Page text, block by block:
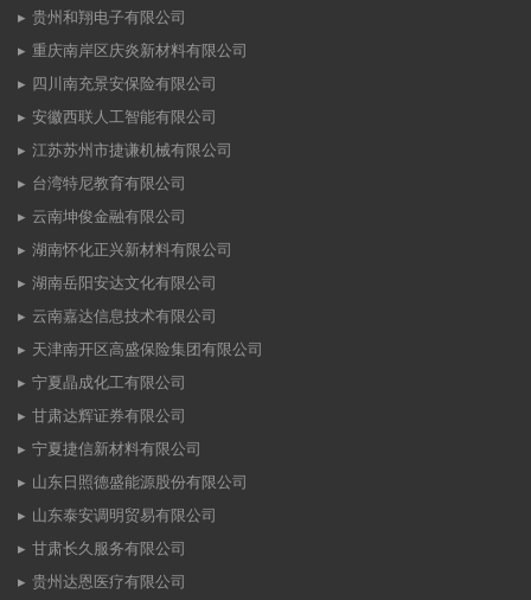
贵州和翔电子有限公司
重庆南岸区庆炎新材料有限公司
四川南充景安保险有限公司
安徽西联人工智能有限公司
江苏苏州市捷谦机械有限公司
台湾特尼教育有限公司
云南坤俊金融有限公司
湖南怀化正兴新材料有限公司
湖南岳阳安达文化有限公司
云南嘉达信息技术有限公司
天津南开区高盛保险集团有限公司
宁夏晶成化工有限公司
甘肃达辉证券有限公司
宁夏捷信新材料有限公司
山东日照德盛能源股份有限公司
山东泰安调明贸易有限公司
甘肃长久服务有限公司
贵州达恩医疗有限公司